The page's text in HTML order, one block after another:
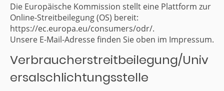
Die Europäische Kommission stellt eine Plattform zur
Online-Streitbeilegung (OS) bereit:
https://ec.europa.eu/consumers/odr/.
Unsere E-Mail-Adresse finden Sie oben im Impressum.
Verbraucherstreitbeilegung/Univ
ersalschlichtungsstelle